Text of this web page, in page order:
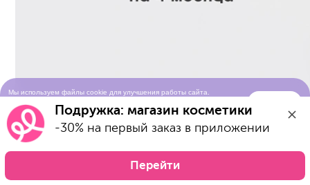
Мы используем файлы cookie для улучшения работы сайта.
использования cookie-файловПодружка: магазин косметики
-30% на первый заказ в приложении
Перейти